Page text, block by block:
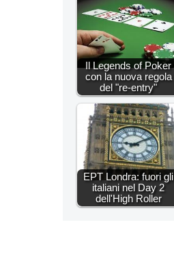
Il Legends of Poker
con la nuova regola
del "re-entry"
EPT Londra: fuori gli
italiani nel Day 2
dell'High Roller